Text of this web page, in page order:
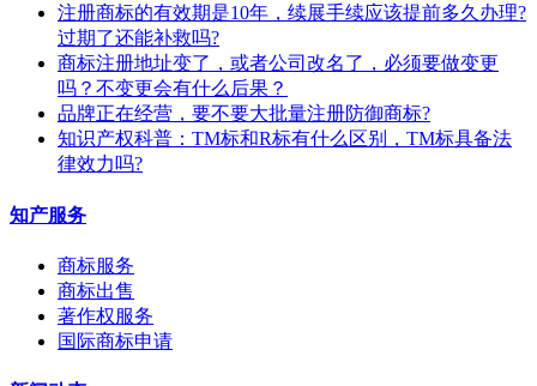
注册商标的有效期是10年，续展手续应该提前多久办理?
过期了还能补救吗?
商标注册地址变了，或者公司改名了，必须要做变更
吗？不变更会有什么后果？
​品牌正在经营，要不要大批量注册防御商标?
知识产权科普：TM标和R标有什么区别，TM标具备法
律效力吗?
知产服务
商标服务
商标出售
著作权服务
国际商标申请